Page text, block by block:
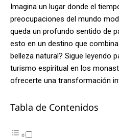
Imagina un lugar donde el
preocupaciones del mundo
queda un profundo sentido de
esto en un destino que
belleza natural? Sigue leyendo
turismo espiritual en los
ofrecerte una transformación
Tabla de Contenidos